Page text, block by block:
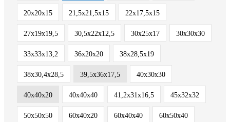
20х20х15 21,5х21,5х15 22х17,5х15
27х19х19,5 30,5х22х12,5 30х25х17 30х30х30
33х33х13,2 36х20х20 38х28,5х19
38х30,4х28,5 39,5х36х17,5 40х30х30
40х40х20 40х40х40 41,2х31х16,5 45х32х32
50х50х50 60х40х20 60х40х40 60х50х40